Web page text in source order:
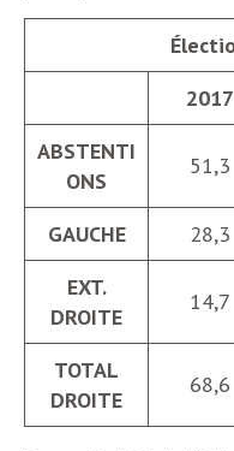
2017
ABSTENTI
ONS
51,3
GAUCHE 28,3
EXT.
DROITE
14,7
TOTAL
DROITE
68,6